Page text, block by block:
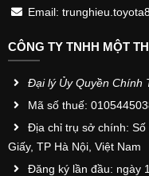
Email:
CÔNG TY TNHH MỘT
Đại lý Ủy Quyền Chính
Mã số thuế:
Địa chỉ trụ sở chính:
Giấy, TP Hà Nội, Việt Nam
Đăng ký lần đầu: ngày